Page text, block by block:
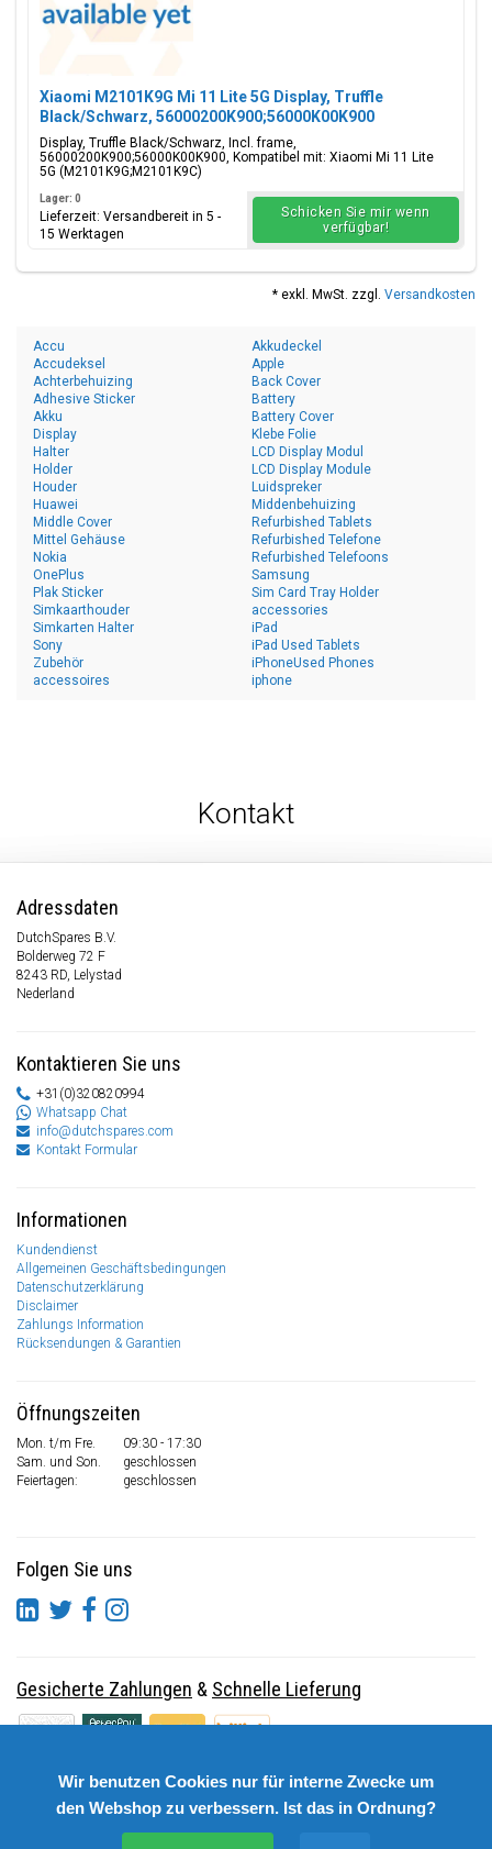
Xiaomi M2101K9G Mi 11 Lite 5G Display, Truffle
Black/Schwarz, 56000200K900;56000K00K900
Display, Truffle Black/Schwarz, Incl. frame,
56000200K900;56000K00K900, Kompatibel mit: Xiaomi Mi 11 Lite
5G (M2101K9G;M2101K9C)
Lager: 0
Lieferzeit: Versandbereit in 5 -
15 Werktagen
Schicken Sie mir wenn
verfügbar!
* exkl. MwSt. zzgl. Versandkosten
Accu
Accudeksel
Achterbehuizing
Adhesive Sticker
Akku
Akkudeckel
Apple
Back Cover
Battery
Battery Cover
Display
Halter
Holder
Houder
Huawei
Klebe Folie
LCD Display Modul
LCD Display Module
Luidspreker
Middenbehuizing
Middle Cover
Mittel Gehäuse
Nokia
OnePlus
Plak Sticker
Refurbished Tablets
Refurbished Telefone
Refurbished Telefoons
Samsung
Sim Card Tray Holder
Simkaarthouder
Simkarten Halter
Sony
Zubehör
accessoires
accessories
iPad
iPad Used Tablets
iPhoneUsed Phones
iphone
Kontakt
Adressdaten
DutchSpares B.V.
Bolderweg 72 F
8243 RD, Lelystad
Nederland
Kontaktieren Sie uns
+31(0)320820994
Whatsapp Chat
info@dutchspares.com
Kontakt Formular
Informationen
Kundendienst
Allgemeinen Geschäftsbedingungen
Datenschutzerklärung
Disclaimer
Zahlungs Information
Rücksendungen & Garantien
Öffnungszeiten
Mon. t/m Fre.
09:30 - 17:30
Sam. und Son.
geschlossen
Feiertagen:
geschlossen
Folgen Sie uns
Gesicherte Zahlungen & Schnelle Lieferung
Wir benutzen Cookies nur für interne Zwecke um
den Webshop zu verbessern. Ist das in Ordnung?